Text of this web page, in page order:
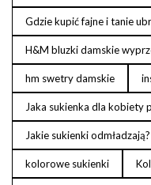
Gdzie kupić fajne i tanie
H&M bluzki damskie
hm swetry damskie
Jaka sukienka dla kobiety
Jakie sukienki odmładzają?
kolorowe sukienki